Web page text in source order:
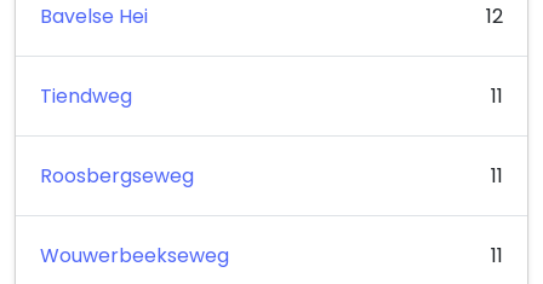
Bavelse Hei 12
Tiendweg 11
Roosbergseweg 11
Wouwerbeekseweg 11